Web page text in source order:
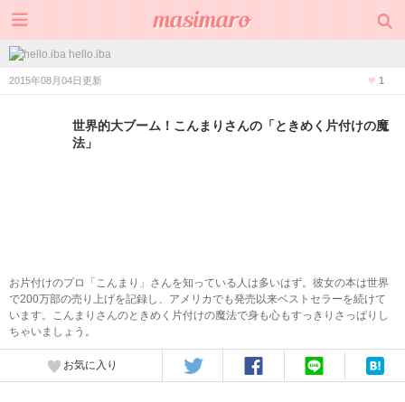
hello.iba
2015年08月04日更新 1
世界的大ブーム！こんまりさんの「ときめく片付けの魔
法」
お片付けのプロ「こんまり」さんを知っている人は多いはず。彼女の本は世界
で200万部の売り上げを記録し、アメリカでも発売以来ベストセラーを続けて
います。こんまりさんのときめく片付けの魔法で身も心もすっきりさっぱりし
ちゃいましょう。
お気に入り